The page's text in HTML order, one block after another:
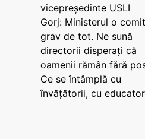
vicepreședinte USLI
Gorj: Ministerul o
grav de tot. Ne sună
directorii disperați că
oamenii rămân fără
Ce se întâmplă cu
învățătorii, cu